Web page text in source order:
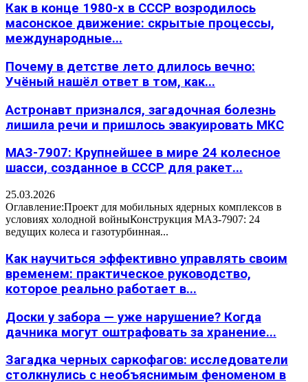
Как в конце 1980-х в СССР возродилось
масонское движение: скрытые процессы,
международные...
Почему в детстве лето длилось вечно:
Учёный нашёл ответ в том, как...
Астронавт признался, загадочная болезнь
лишила речи и пришлось эвакуировать МКС
МАЗ-7907: Крупнейшее в мире 24 колесное
шасси, созданное в СССР для ракет...
25.03.2026
Оглавление:Проект для мобильных ядерных комплексов в
условиях холодной войныКонструкция МАЗ-7907: 24
ведущих колеса и газотурбинная...
Как научиться эффективно управлять своим
временем: практическое руководство,
которое реально работает в...
Доски у забора — уже нарушение? Когда
дачника могут оштрафовать за хранение...
Загадка черных саркофагов: исследователи
столкнулись с необъяснимым феноменом в